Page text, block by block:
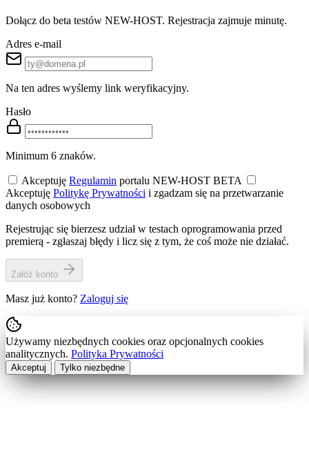
Dołącz do beta testów NEW-HOST. Rejestracja zajmuje minutę.
Adres e-mail
Na ten adres wyślemy link weryfikacyjny.
Hasło
Minimum 6 znaków.
Akceptuję Regulamin portalu NEW-HOST BETA
Akceptuję Politykę Prywatności i zgadzam się na przetwarzanie
danych osobowych
Rejestrując się bierzesz udział w testach oprogramowania przed
premierą - zgłaszaj błędy i licz się z tym, że coś może nie działać.
Załóż konto
Masz już konto? Zaloguj się
Używamy niezbędnych cookies oraz opcjonalnych cookies
analitycznych. Polityka Prywatności
Akceptuj Tylko niezbędne